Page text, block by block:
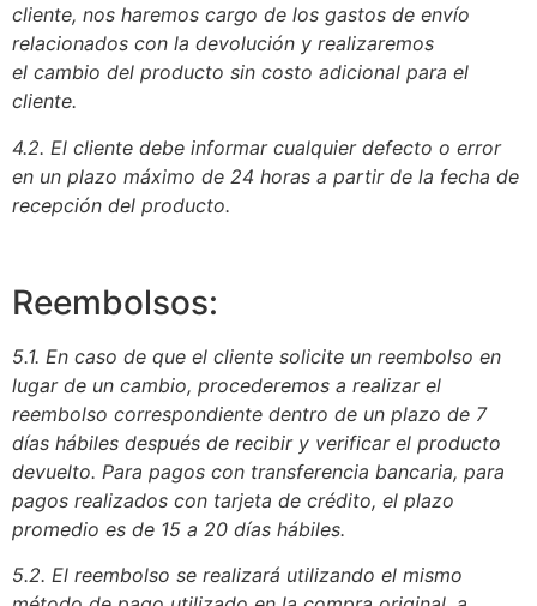
cliente, nos haremos cargo de los gastos de envío
relacionados con la devolución y realizaremos
el cambio del producto sin costo adicional para el
cliente.
4.2. El cliente debe informar cualquier defecto o error
en un plazo máximo de 24 horas a partir de la fecha de
recepción del producto.
Reembolsos:
5.1. En caso de que el cliente solicite un reembolso en
lugar de un cambio, procederemos a realizar el
reembolso correspondiente dentro de un plazo de 7
días hábiles después de recibir y verificar el producto
devuelto. Para pagos con transferencia bancaria, para
pagos realizados con tarjeta de crédito, el plazo
promedio es de 15 a 20 días hábiles.
5.2. El reembolso se realizará utilizando el mismo